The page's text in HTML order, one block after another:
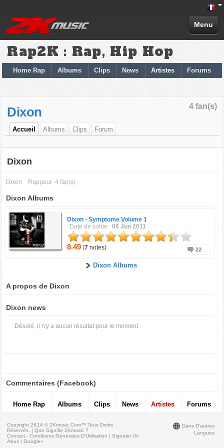
Menu
Rap2K : Rap, Hip Hop
Home Rap Albums Clips News Artistes Forums
4 fan(s)
Dixon
Accueil Albums Clips Forum
Dixon
Dixon Rappeur 4 fan(s)
Dixon Albums
Dixon -Symptome Volume 1
Date de sortie :06 Jun 2011
8.49 (7 notes) 22
Dixon Albums
A propos de Dixon
Dixon news
Désolé, il n'y a aucun résultat pour le moment
Commentaires (Facebook)
Home Rap Albums Clips News Artistes Forums
Dans D'autres
Langues
Copyright 2K14 © 2Kmusic.com™Tous Droits
Réservés . |Que Signifie 2Kmusic ?
Contact - Conditions Générales D'Utilisation |Signaler Un
Abus |Google+